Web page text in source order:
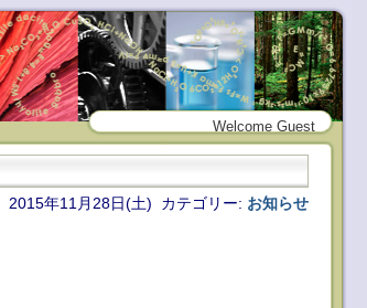
Welcome Guest
2015年11月28日(土) カテゴリー: お知らせ